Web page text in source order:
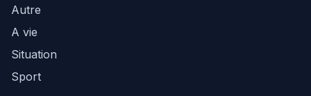
Autre
A vie
Situation
Sport